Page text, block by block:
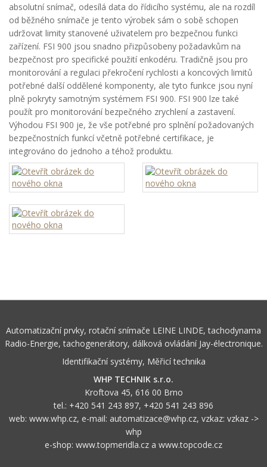
absolutní snímač, odesílá data do řídicího systému, ale na rozdíl
od běžného snímače je tento výrobek sám o sobě schopen
udržovat limity stanovené uživatelem pro bezpečnou funkci
zařízení. FSI 900 jsou snadno přizpůsobeny požadavkům na
bezpečnost pro specifické použití enkodéru. Tradičně jsou pro
monitorování a regulaci překročení rychlosti a koncových limitů
potřebné další oddělené komponenty, ale tyto funkce jsou nyní
plně pokryty samotným systémem FSI 900. FSI 900 lze také
použít pro monitorování bezpečného zrychlení a zastavení.
Výhodou FSI 900 je, že vše potřebné pro splnění požadovaných
bezpečnostních funkcí včetně potřebné certifikace, je
integrováno do jednoho a téhož produktu.
Automatizační prvky, rotační snímače LEINE LINDE, tachodynama
Radio-Energie, tachogenerátory, dálková ovládání Jay-électronique.
Identifikační systémy, Měřicí technika
WHP TECHNIK s.r.o.
Kroftova 45, 616 00 Brno
tel.: +420 541 243 897, +420 541 243 896
web: www.whp.cz, e-mail: automatizace@whp.cz, vzkaz: vzkaz ->
whp
e-shop: www.topmeridla.cz a www.topcode.cz